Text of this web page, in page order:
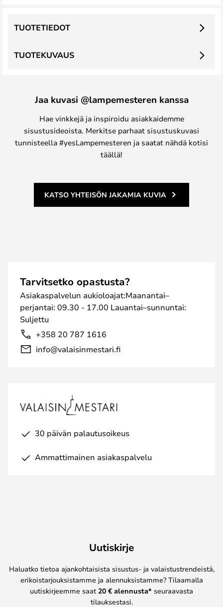
TUOTEKUVAUS
TUOTETIEDOT
Jaa kuvasi @lampemesteren kanssa
Hae vinkkejä ja inspiroidu asiakkaidemme
sisustusideoista. Merkitse parhaat sisustuskuvasi
tunnisteella #yesLampemesteren ja saatat nähdä kotisi
täällä!
KATSO YHTEISÖN JAKAMIA KUVIA
Tarvitsetko opastusta?
Asiakaspalvelun aukioloajat:Maanantai–
perjantai: 09.30 - 17.00 Lauantai–sunnuntai:
Suljettu
+358 20 787 1616
info@valaisinmestari.fi
30 päivän palautusoikeus
Ammattimainen asiakaspalvelu
Uutiskirje
Haluatko tietoa ajankohtaisista sisustus- ja valaistustrendeistä,
erikoistarjouksistamme ja alennuksistamme? Tilaamalla
uutiskirjeemme saat 20 € alennusta* seuraavasta
tilauksestasi.